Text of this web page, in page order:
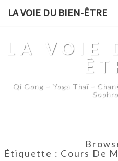
LA VOIE DU BIEN-ÊTRE
LA VOIE
Qi Gong – Yoga Thaï –
Étiquette : Cours De